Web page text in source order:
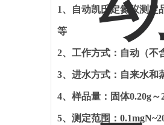
1、 自动凯氏定氮仪测定
等
2、 工作方式：自动（不
3、 进水方式：自来水和
4、 样品量：固体0.20g～
5、 测定范围：